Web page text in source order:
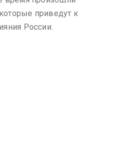
приведут к
России.